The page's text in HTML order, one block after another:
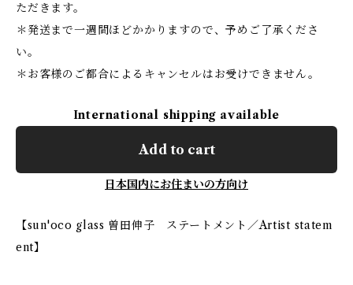
ただきます。
＊発送まで一週間ほどかかりますので、予めご了承くださ
い。
＊お客様のご都合によるキャンセルはお受けできません。
International shipping available
Add to cart
日本国内にお住まいの方向け
【sun'oco glass 曽田伸子 ステートメント／Artist statem
ent】